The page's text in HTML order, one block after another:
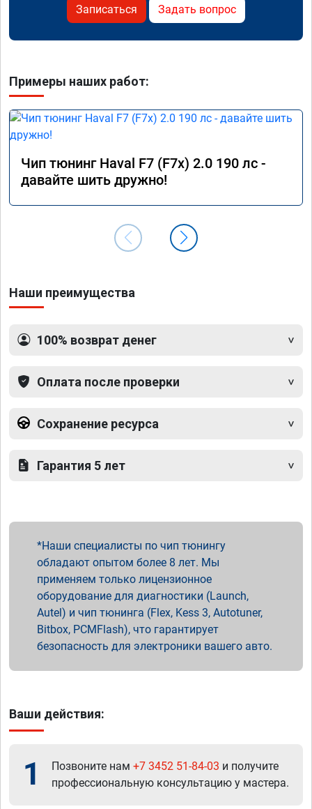
Записаться Задать вопрос
Примеры наших работ:
Чип тюнинг Haval F7 (F7x) 2.0 190 лс -
давайте шить дружно!
Наши преимущества
100% возврат денег
Оплата после проверки
Сохранение ресурса
Гарантия 5 лет
Наши специалисты по чип тюнингу
обладают опытом более 8 лет. Мы
применяем только лицензионное
оборудование для диагностики (Launch,
Autel) и чип тюнинга (Flex, Kess 3, Autotuner,
Bitbox, PCMFlash), что гарантирует
безопасность для электроники вашего авто.
Ваши действия:
1 Позвоните нам +7 3452 51-84-03 и получите
профессиональную консультацию у мастера.